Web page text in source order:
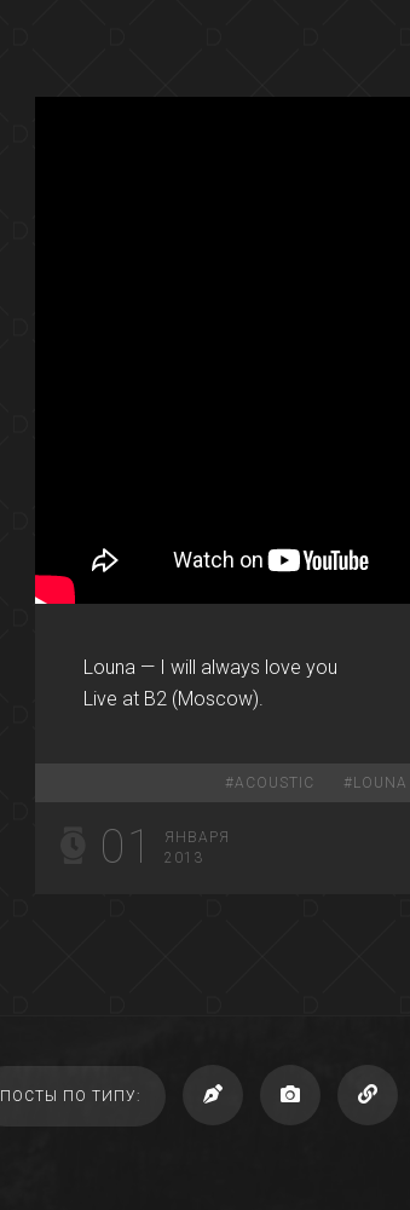
Louna — I will always love you
Live at B2 (Moscow).
#ACOUSTIC #LOUNA
01
ЯНВАРЯ
2013
ПОСТЫ ПО ТИПУ: